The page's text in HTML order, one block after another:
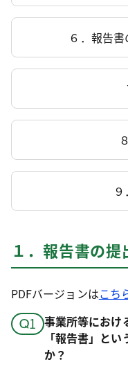
６．報告
１．報告書の提
PDFバージョンはこち
事業所等におけ
「報告書」と
か？